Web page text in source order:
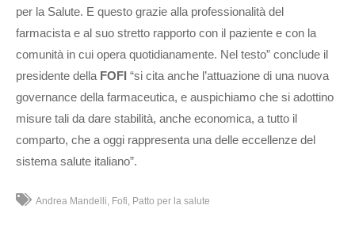
per la Salute. E questo grazie alla professionalità del
farmacista e al suo stretto rapporto con il paziente e con la
comunità in cui opera quotidianamente. Nel testo” conclude il
presidente della FOFI “si cita anche l’attuazione di una nuova
governance della farmaceutica, e auspichiamo che si adottino
misure tali da dare stabilità, anche economica, a tutto il
comparto, che a oggi rappresenta una delle eccellenze del
sistema salute italiano”.
Andrea Mandelli Fofi Patto per la salute